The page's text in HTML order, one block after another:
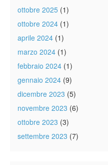
ottobre 2025 (1)
ottobre 2024 (1)
aprile 2024 (1)
marzo 2024 (1)
febbraio 2024 (1)
gennaio 2024 (9)
dicembre 2023 (5)
novembre 2023 (6)
ottobre 2023 (3)
settembre 2023 (7)